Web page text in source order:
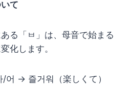
て
る「ㅂ」は、母音で始まる
化します。
어 → 즐거워（楽しくて）